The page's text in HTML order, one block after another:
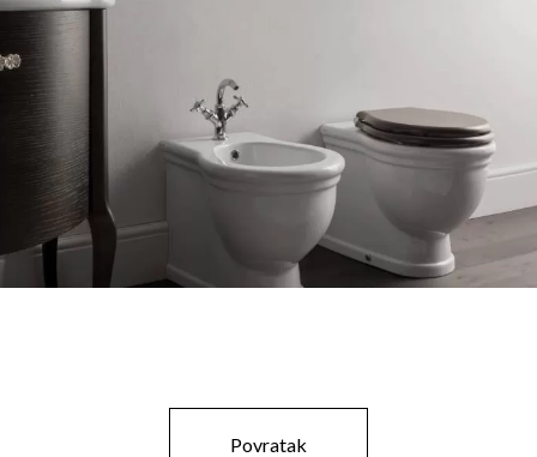
Povratak